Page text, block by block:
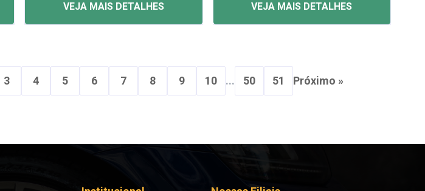
VEJA MAIS DETALHES VEJA MAIS DETALHES
3 4 5 6 7 8 9 10 ... 50 51 Próximo »